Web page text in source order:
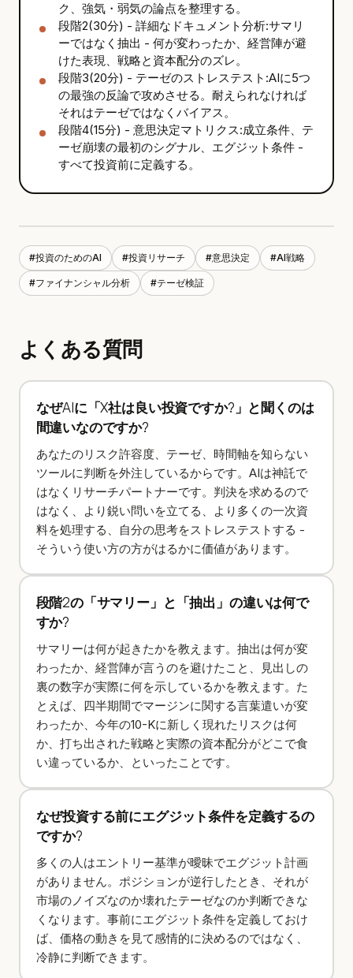
ク、強気・弱気の論点を整理する。
段階2(30分) - 詳細なドキュメント分析:サマリ
ーではなく抽出 - 何が変わったか、経営陣が避
けた表現、戦略と資本配分のズレ。
段階3(20分) - テーゼのストレステスト:AIに5つ
の最強の反論で攻めさせる。耐えられなければ
それはテーゼではなくバイアス。
段階4(15分) - 意思決定マトリクス:成立条件、テ
ーゼ崩壊の最初のシグナル、エグジット条件 -
すべて投資前に定義する。
#投資のためのAI #投資リサーチ #意思決定 #AI戦略
#ファイナンシャル分析 #テーゼ検証
よくある質問
なぜAIに「X社は良い投資ですか?」と聞くのは
間違いなのですか?
あなたのリスク許容度、テーゼ、時間軸を知らない
ツールに判断を外注しているからです。AIは神託で
はなくリサーチパートナーです。判決を求めるので
はなく、より鋭い問いを立てる、より多くの一次資
料を処理する、自分の思考をストレステストする -
そういう使い方の方がはるかに価値があります。
段階2の「サマリー」と「抽出」の違いは何で
すか?
サマリーは何が起きたかを教えます。抽出は何が変
わったか、経営陣が言うのを避けたこと、見出しの
裏の数字が実際に何を示しているかを教えます。た
とえば、四半期間でマージンに関する言葉遣いが変
わったか、今年の10-Kに新しく現れたリスクは何
か、打ち出された戦略と実際の資本配分がどこで食
い違っているか、といったことです。
なぜ投資する前にエグジット条件を定義するの
ですか?
多くの人はエントリー基準が曖昧でエグジット計画
がありません。ポジションが逆行したとき、それが
市場のノイズなのか壊れたテーゼなのか判断できな
くなります。事前にエグジット条件を定義しておけ
ば、価格の動きを見て感情的に決めるのではなく、
冷静に判断できます。